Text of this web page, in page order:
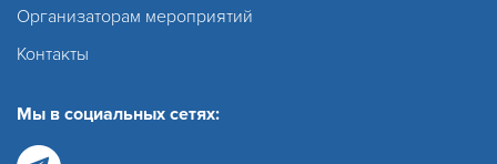
Организаторам мероприятий
Контакты
Мы в социальных сетях: